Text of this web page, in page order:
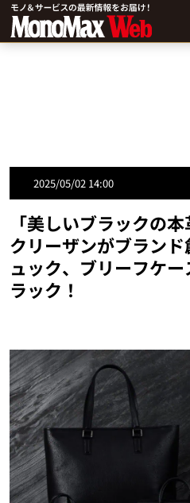
2025/05/02 14:00
「美しいブラックの
クリーザンがブラン
ュック、ブリーフケ
ラック！